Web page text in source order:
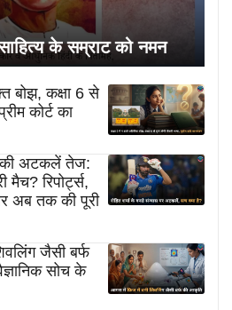
के सम्राट को नमन
बोझ, कक्षा 6 से
कोर्ट का
की अटकलें तेज:
मैच? रिपोर्ट्स,
अब तक की पूरी
जैसी बर्फ
सोच के